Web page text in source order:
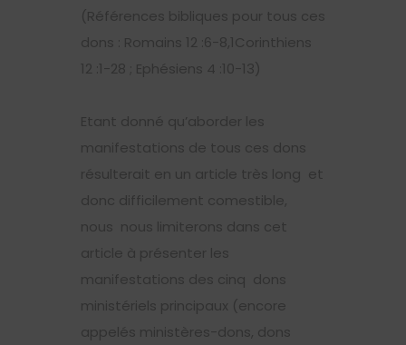
(Références bibliques pour tous ces
dons : Romains 12 :6-8,1Corinthiens
12 :1-28 ; Ephésiens 4 :10-13)
Etant donné qu’aborder les
manifestations de tous ces dons
résulterait en un article très long et
donc difficilement comestible,
nous nous limiterons dans cet
article à présenter les
manifestations des cinq dons
ministériels principaux (encore
appelés ministères-dons, dons